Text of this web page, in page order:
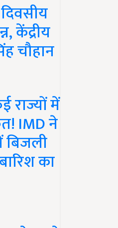
केंद्रीय
चौहान
राज्यों में
IMD ने
बिजली
का